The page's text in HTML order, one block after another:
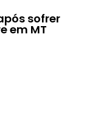
sofrer
em MT